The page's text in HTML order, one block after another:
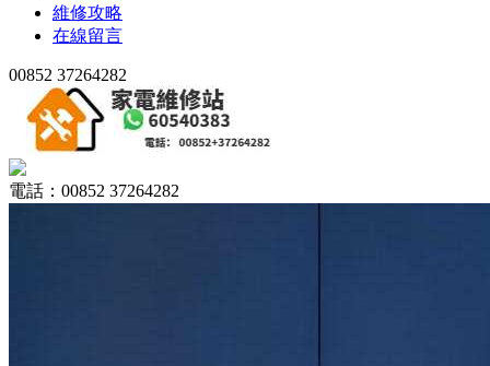
維修攻略
在線留言
00852 37264282
電話：00852 37264282